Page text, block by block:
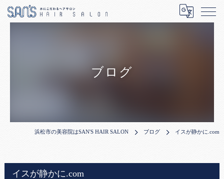
ブログ
浜松市の美容院はSAN'S HAIR SALON ブログ イスが静かに.com
イスが静かに.com